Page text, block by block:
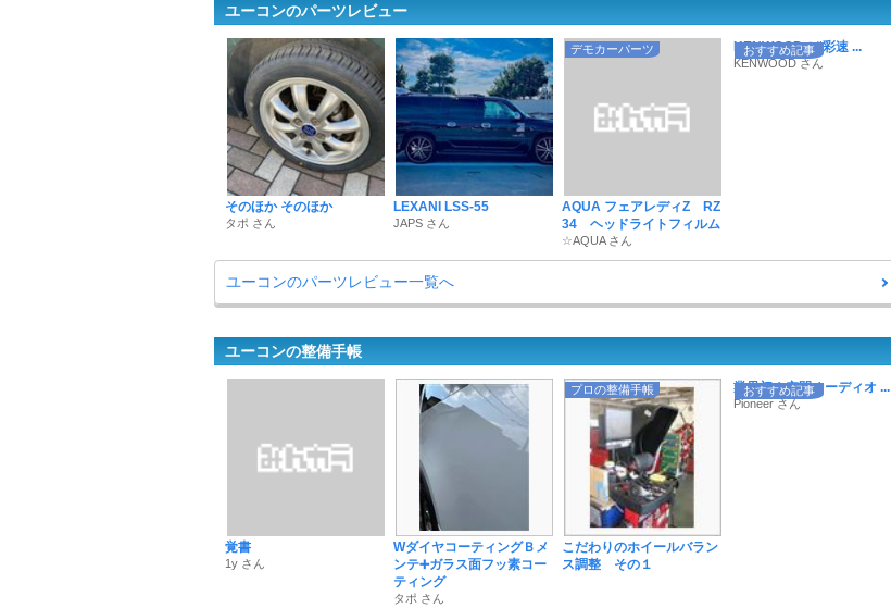
ユーコンのパーツレビュー
そのほか そのほか
タポ さん
LEXANI LSS-55
JAPS さん
デモカーパーツ
AQUA フェアレディZ RZ
34 ヘッドライトフィルム
☆AQUA さん
おすすめ記事
KENWOODの“彩速 ...
KENWOOD さん
ユーコンのパーツレビュー一覧へ
ユーコンの整備手帳
覚書
1y さん
WダイヤコーティングＢメ
ンテ➕ガラス面フッ素コー
ティング
タポ さん
プロの整備手帳
こだわりのホイールバラン
ス調整 その１
おすすめ記事
業界初！空間オーディオ ...
Pioneer さん